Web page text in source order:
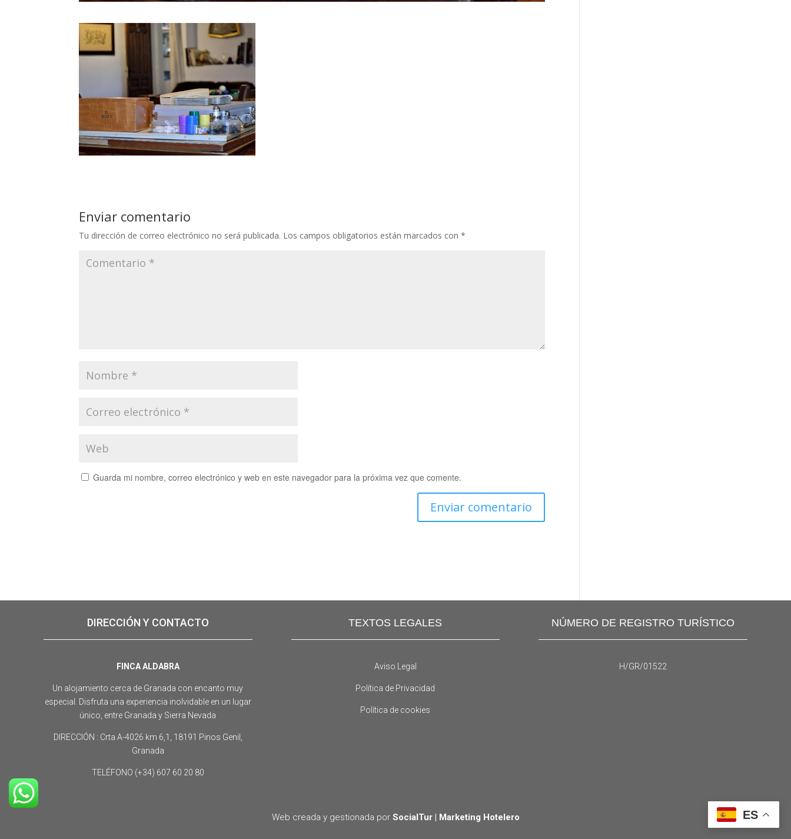
Enviar comentario
Tu dirección de correo electrónico no será publicada. Los campos obligatorios están marcados con*
Guarda mi nombre, correo electrónico y web en este navegador para la próxima vez que comente.
DIRECCIÓN Y CONTACTO
FINCA ALDABRA
Un alojamiento cerca de Granada con encanto muy
especial. Disfruta una experiencia inolvidable en un lugar
único, entre Granada y Sierra Nevada
DIRECCIÓN : Crta A-4026 km 6,1, 18191 Pinos Genil,
Granada
TELÉFONO (+34) 607 60 20 80
TEXTOS LEGALES
Aviso Legal
Política de Privacidad
Política de cookies
NÚMERO DE REGISTRO TURÍSTICO
H/GR/01522
Web creada y gestionada por SocialTur | Marketing Hotelero ES